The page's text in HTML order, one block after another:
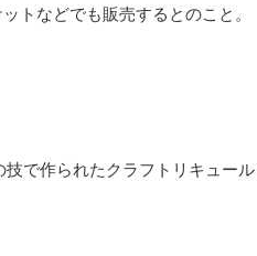
トなどでも販売するとのこと。
で作られたクラフトリキュー